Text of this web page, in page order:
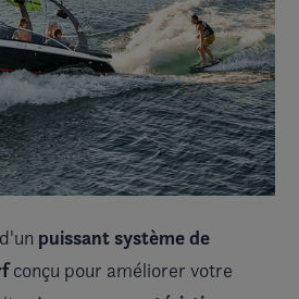
puissant système de
conçu pour améliorer votre